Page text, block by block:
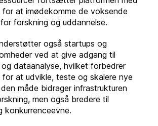
for at imødekomme de voksende
forskning og uddannelse.
også startups og
ved at give adgang til
dataanalyse, hvilket forbedrer
for at udvikle, teste og skalere nye
måde bidrager infrastrukturen
men også bredere til
konkurrenceevne.